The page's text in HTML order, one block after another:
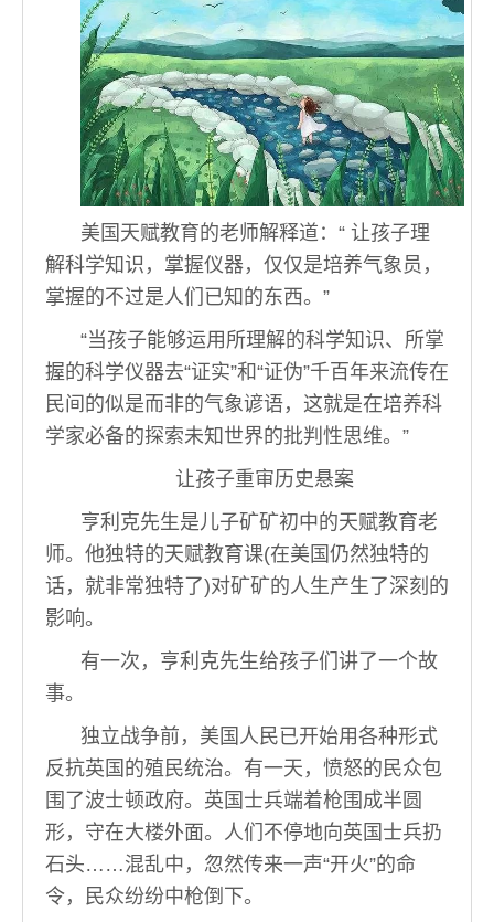
美国天赋教育的老师解释道：“ 让孩子理
解科学知识，掌握仪器，仅仅是培养气象员，
掌握的不过是人们已知的东西。”
“当孩子能够运用所理解的科学知识、所掌
握的科学仪器去“证实”和“证伪”千百年来流传在
民间的似是而非的气象谚语，这就是在培养科
学家必备的探索未知世界的批判性思维。”
让孩子重审历史悬案
亨利克先生是儿子矿矿初中的天赋教育老
师。他独特的天赋教育课(在美国仍然独特的
话，就非常独特了)对矿矿的人生产生了深刻的
影响。
有一次，亨利克先生给孩子们讲了一个故
事。
独立战争前，美国人民已开始用各种形式
反抗英国的殖民统治。有一天，愤怒的民众包
围了波士顿政府。英国士兵端着枪围成半圆
形，守在大楼外面。人们不停地向英国士兵扔
石头……混乱中，忽然传来一声“开火”的命
令，民众纷纷中枪倒下。